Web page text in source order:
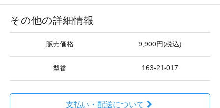
その他の詳細情報
販売価格 9,900円(税込)
型番 163-21-017
支払い・配送について